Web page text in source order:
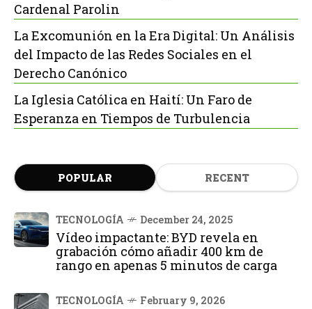
Cardenal Parolin
La Excomunión en la Era Digital: Un Análisis
del Impacto de las Redes Sociales en el
Derecho Canónico
La Iglesia Católica en Haití: Un Faro de
Esperanza en Tiempos de Turbulencia
POPULAR RECENT
TECNOLOGÍA December 24, 2025
Vídeo impactante: BYD revela en
grabación cómo añadir 400 km de
rango en apenas 5 minutos de carga
TECNOLOGÍA February 9, 2026